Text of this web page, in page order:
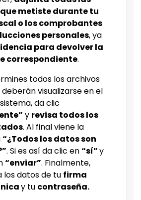
metiste durante tu
o los comprobantes
personales, ya
para devolver la
correspondiente.
todos los archivos
visualizarse en el
sistema, da clic
y revisa todos los
. Al final viene la
“¿Todos los datos son
. Si es así da clic en“sí”y
“enviar”. Finalmente,
los datos de tu firma
y tu contraseña.